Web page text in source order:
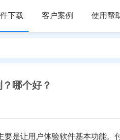
下载 客户案例 使用帮
哪个好？
是让用户体验软件基本功能。